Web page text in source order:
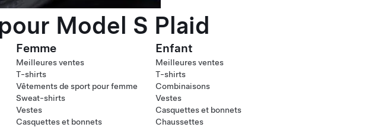
Model S Plaid
Femme
Meilleures ventes
T-shirts
Vêtements de sport pour femme
Sweat-shirts
Vestes
Casquettes et bonnets
Enfant
Meilleures ventes
T-shirts
Combinaisons
Vestes
Casquettes et bonnets
Chaussettes